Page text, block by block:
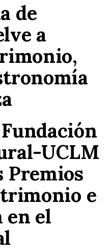
de
a
UCLM
Premios
e
en el